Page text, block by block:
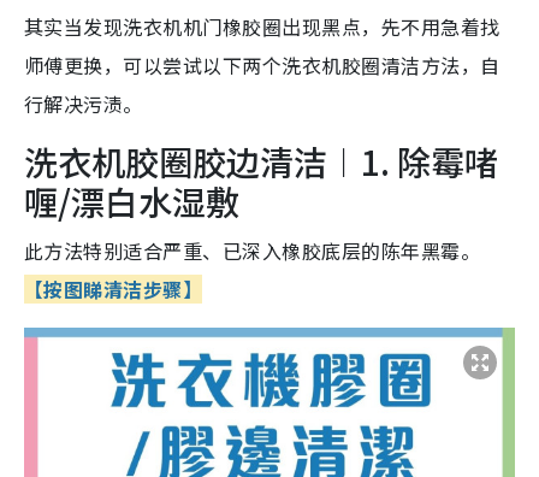
其实当发现洗衣机机门橡胶圈出现黑点，先不用急着找
师傅更换，可以尝试以下两个洗衣机胶圈清洁方法，自
行解决污渍。
洗衣机胶圈胶边清洁︱1. 除霉啫
喱/漂白水湿敷
此方法特别适合严重、已深入橡胶底层的陈年黑霉。
【按图睇清洁步骤】